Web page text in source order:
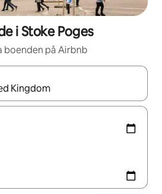
i Stoke Poges
boenden på Airbnb
kan du navigera med upp- och